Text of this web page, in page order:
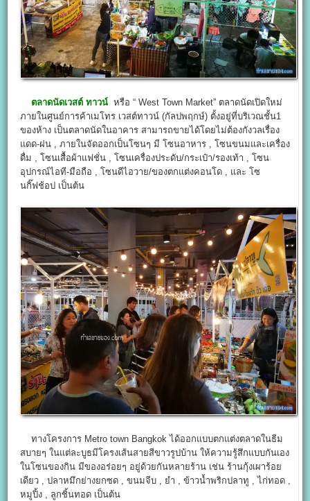
ตลาดนัดเวสต์ ทาวน์ หรือ “ West Town Market” ตลาดนัดเปิดใหม่
ภายในศูนย์การค้าเมโทร เวสต์ทาวน์ (กัลปพฤกษ์) ตั้งอยู่ที่บริเวณชั้น1
ของห้าง เป็นตลาดนัดในอาคาร สามารถขายได้โดยไม่ต้องกังวลเรื่อง
แดด-ฝน , ภายในจัดออกเป็นโซนๆ มี โซนอาหาร , โซนขนมและเครื่อง
ดื่ม , โซนเสื้อผ้าแฟชั่น , โซนเครื่องประดับ/กระเป๋า/รองเท้า , โซน
อุปกรณ์ไอที-มือถือ , โซนดีไอวาย/ของตกแต่งคอนโด , และ โซ
นกิ๊ฟช้อป เป็นต้น
ทางโครงการ Metro town Bangkok ได้ออกแบบตกแต่งตลาดในธีม
สบายๆ ในแต่ละบูธมีโครงเส้นสายสีขาวรูปบ้าน ให้ความรู้สึกแบบกันเอง
ในโซนของกิน มีของอร่อยๆ อยู่ด้วยกันหลายร้าน เช่น ร้านกุ้งเผาร้อย
เดียว , ปลาหมึกย่างยกซด , ขนมจีบ , ยำ , ข้าวน้ำพริกปลาทู , ไก่ทอด ,
หมูปิ้ง , ลูกชิ้นทอด เป็นต้น